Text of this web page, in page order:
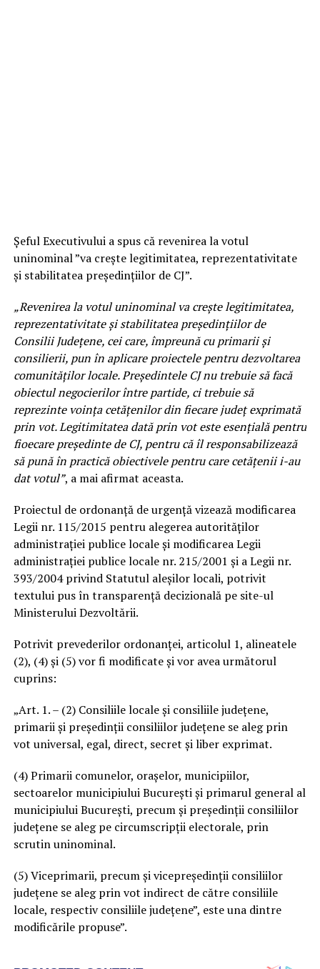
Şeful Executivului a spus că revenirea la votul
uninominal ”va creşte legitimitatea, reprezentativitate
şi stabilitatea preşedinţiilor de CJ”.
„Revenirea la votul uninominal va creşte legitimitatea,
reprezentativitate şi stabilitatea preşedinţiilor de
Consilii Judeţene, cei care, împreună cu primarii şi
consilierii, pun în aplicare proiectele pentru dezvoltarea
comunităţilor locale. Preşedintele CJ nu trebuie să facă
obiectul negocierilor între partide, ci trebuie să
reprezinte voinţa cetăţenilor din fiecare judeţ exprimată
prin vot. Legitimitatea dată prin vot este esenţială pentru
fioecare preşedinte de CJ, pentru că îl responsabilizează
să pună în practică obiectivele pentru care cetăţenii i-au
dat votul”, a mai afirmat aceasta.
Proiectul de ordonanţă de urgenţă vizează modificarea
Legii nr. 115/2015 pentru alegerea autorităţilor
administraţiei publice locale şi modificarea Legii
administraţiei publice locale nr. 215/2001 şi a Legii nr.
393/2004 privind Statutul aleşilor locali, potrivit
textului pus în transparenţă decizională pe site-ul
Ministerului Dezvoltării.
Potrivit prevederilor ordonanţei, articolul 1, alineatele
(2), (4) şi (5) vor fi modificate şi vor avea următorul
cuprins:
„Art. 1. – (2) Consiliile locale şi consiliile judeţene,
primarii şi preşedinţii consiliilor judeţene se aleg prin
vot universal, egal, direct, secret şi liber exprimat.
(4) Primarii comunelor, oraşelor, municipiilor,
sectoarelor municipiului Bucureşti şi primarul general al
municipiului Bucureşti, precum şi preşedinţii consiliilor
judeţene se aleg pe circumscripţii electorale, prin
scrutin uninominal.
(5) Viceprimarii, precum şi vicepreşedinţii consiliilor
judeţene se aleg prin vot indirect de către consiliile
locale, respectiv consiliile judeţene”, este una dintre
modificările propuse”.